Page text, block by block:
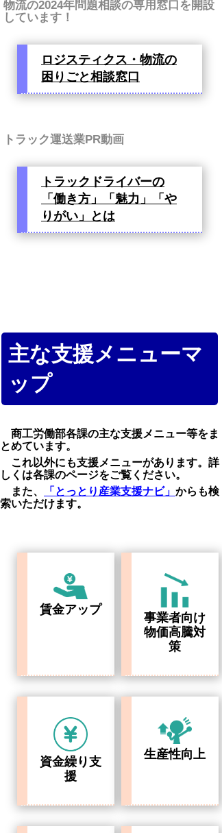
物流の2024年問題相談の専用窓口を開設
しています！
ロジスティクス・物流の
困りごと相談窓口
トラック運送業PR動画
トラックドライバーの
「働き方」「魅力」「や
りがい」とは
主な支援メニューマ
ップ
商工労働部各課の主な支援メニュー等をま
とめています。
これ以外にも支援メニューがあります。詳
しくは各課のページをご覧ください。
また、
「とっとり産業支援ナビ」 からも検
索いただけます。
賃金アップ
事業者向け
物価高騰対
策
資金繰り支
援
生産性向上